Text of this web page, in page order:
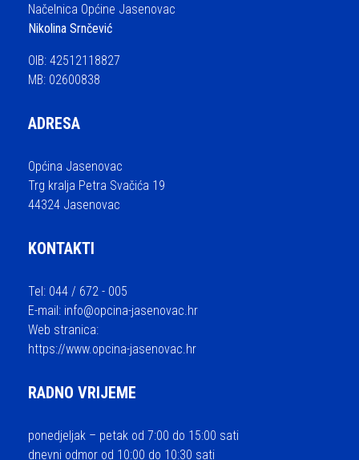
Načelnica Općine Jasenovac
Nikolina Srnčević
OIB: 42512118827
MB: 02600838
ADRESA
Općina Jasenovac
Trg kralja Petra Svačića 19
44324 Jasenovac
KONTAKTI
Tel: 044 / 672 - 005
E-mail: info@opcina-jasenovac.hr
Web stranica:
https://www.opcina-jasenovac.hr
RADNO VRIJEME
ponedjeljak – petak od 7:00 do 15:00 sati
dnevni odmor od 10:00 do 10:30 sati